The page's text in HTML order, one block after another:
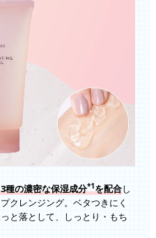
種の濃密な保湿成分*1を配合し
クレンジング。ベタつきにく
と落として、しっとり・もち